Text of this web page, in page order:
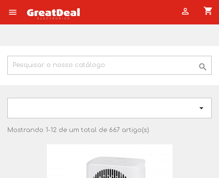
 shopping_cart



Mostrando 1-12 de um total de 667 artigo(s)